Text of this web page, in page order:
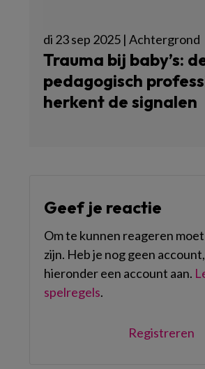
di 23 sep 2025 | Achtergrond
Trauma bij baby’s:
pedagogisch
herkent de signalen
Geef je reactie
Om te kunnen reageren
zijn. Heb je nog geen
hieronder een account aan.
spelregels.
Registreren